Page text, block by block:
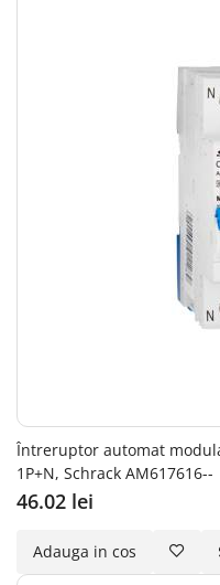
Întreruptor automat
1P+N, Schrack AM617616--
46.02 lei
Adauga in cos